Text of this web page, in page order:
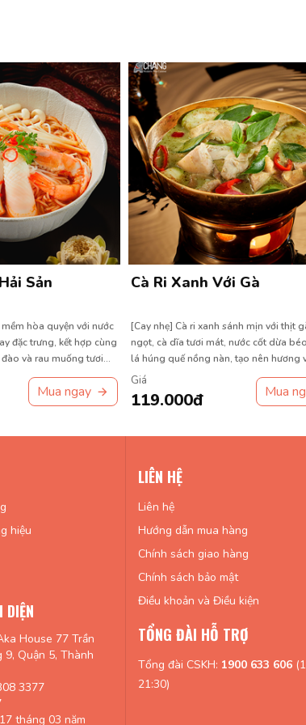
Sản
hòa quyện với nước
đặc trưng, kết hợp cùng
và rau muống tươi
Mua ngay
Cà Ri Xanh Với Gà
[Cay nhẹ] Cà ri xanh sánh mịn với thịt
ngọt, cà dĩa tươi mát, nước cốt dừa
lá húng quế nồng nàn, tạo nên hương
tế đầy quyến rũ.
Giá
119.000đ Mua
hiệu
DIỆN
House 77 Trần
9, Quận 5, Thành
3377
tháng 03 năm
LIÊN HỆ
Liên hệ
Hướng dẫn mua hàng
Chính sách giao hàng
Chính sách bảo mật
Điều khoản và Điều kiện
TỔNG ĐÀI HỖ TRỢ
Tổng đài CSKH: 1900 633 606
21:30)